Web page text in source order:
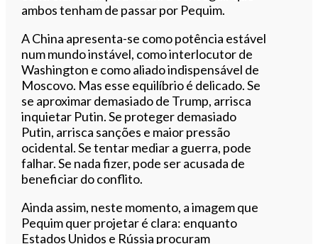
ambos tenham de passar por Pequim.
A China apresenta-se como potência estável
num mundo instável, como interlocutor de
Washington e como aliado indispensável de
Moscovo. Mas esse equilíbrio é delicado. Se
se aproximar demasiado de Trump, arrisca
inquietar Putin. Se proteger demasiado
Putin, arrisca sanções e maior pressão
ocidental. Se tentar mediar a guerra, pode
falhar. Se nada fizer, pode ser acusada de
beneficiar do conflito.
Ainda assim, neste momento, a imagem que
Pequim quer projetar é clara: enquanto
Estados Unidos e Rússia procuram